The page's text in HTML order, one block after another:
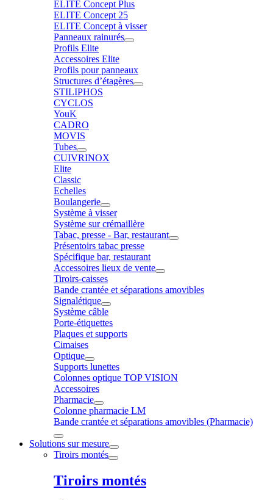
ELITE Concept Plus
ELITE Concept 25
ELITE Concept à visser
Panneaux rainurés
Profils Elite
Accessoires Elite
Profils pour panneaux
Structures d’étagères
STILIPHOS
CYCLOS
YouK
CADRO
MOVIS
Tubes
CUIVRINOX
Elite
Classic
Echelles
Boulangerie
Système à visser
Système sur crémaillère
Tabac, presse - Bar, restaurant
Présentoirs tabac presse
Spécifique bar, restaurant
Accessoires lieux de vente
Tiroirs-caisses
Bande crantée et séparations amovibles
Signalétique
Système câble
Porte-étiquettes
Plaques et supports
Cimaises
Optique
Supports lunettes
Colonnes optique TOP VISION
Accessoires
Pharmacie
Colonne pharmacie LM
Bande crantée et séparations amovibles (Pharmacie)
Solutions sur mesure
Tiroirs montés
Tiroirs montés